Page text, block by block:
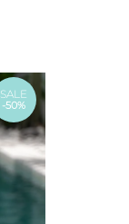
SALE
-50%